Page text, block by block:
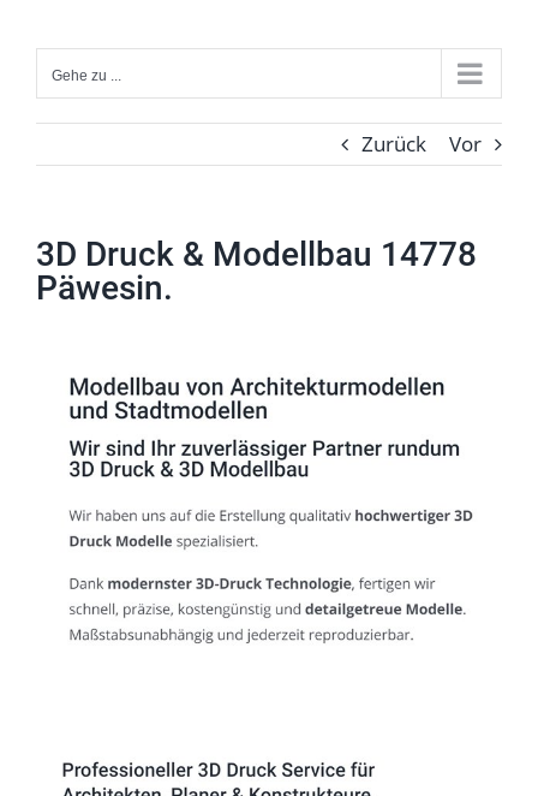
Inhalt
springenGehe zu ...
Zurück Vor
3D Druck & Modellbau 14778
Päwesin.